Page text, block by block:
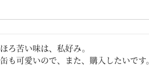
ほろ苦い味は、私好み。
缶も可愛いので、また、購入したいです。